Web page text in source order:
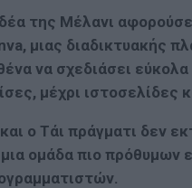
της Μέλανι
μιας διαδικτυακής
να σχεδιάσει
μέχρι ιστοσελίδες
ο Τάι πράγματι δεν
ομάδα πιο πρόθυμων